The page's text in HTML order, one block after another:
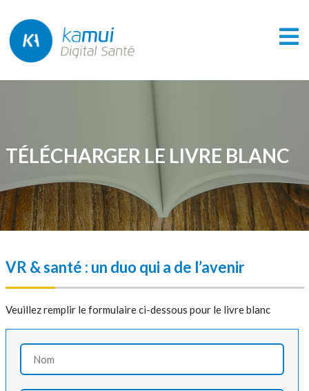
TÉLÉCHARGER LE LIVRE BLANC
VR & santé : un duo qui a de l’avenir
Veuillez remplir le formulaire ci-dessous pour le livre blanc